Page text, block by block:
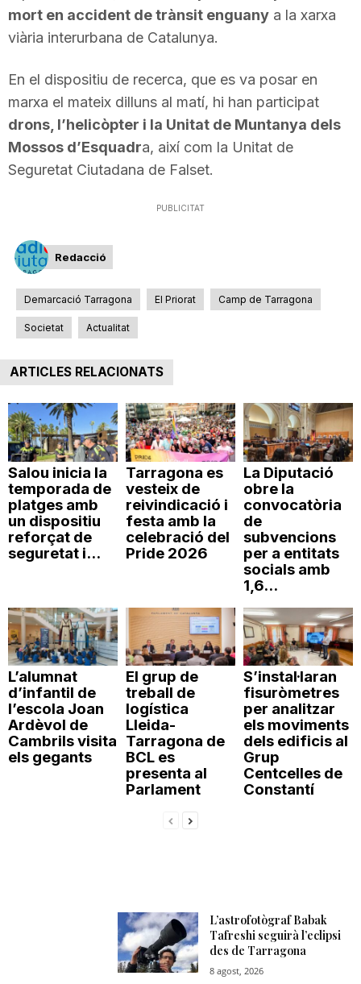
r
a
g
a
mort en accident de trànsit enguany a la xarxa
viària interurbana de Catalunya.
En el dispositiu de recerca, que es va posar en
marxa el mateix dilluns al matí, hi han participat
drons, l’helicòpter i la Unitat de Muntanya dels
Mossos d’Esquadra, així com la Unitat de
Seguretat Ciutadana de Falset.
PUBLICITAT
Redacció
Demarcació Tarragona El Priorat Camp de Tarragona
Societat Actualitat
ARTICLES RELACIONATS
Salou inicia la
temporada de
platges amb
un dispositiu
reforçat de
seguretat i...
Tarragona es
vesteix de
reivindicació i
festa amb la
celebració del
Pride 2026
La Diputació
obre la
convocatòria
de
subvencions
per a entitats
socials amb
1,6...
L’alumnat
d’infantil de
l’escola Joan
Ardèvol de
Cambrils visita
els gegants
El grup de
treball de
logística
Lleida-
Tarragona de
BCL es
presenta al
Parlament
S’instal·laran
fisuròmetres
per analitzar
els moviments
dels edificis al
Grup
Centcelles de
Constantí